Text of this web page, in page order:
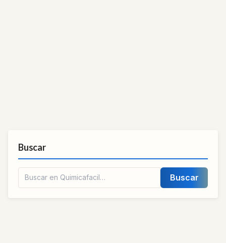
Buscar
Buscar